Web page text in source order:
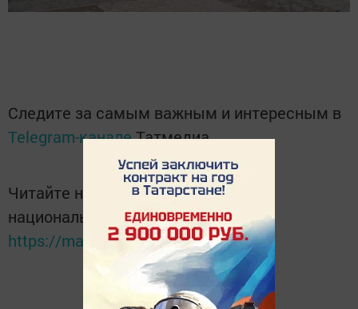
Следите за самым важным и интересным в
Telegram-каналеТатмедиа
Читайте новости Татарстана в
национальном мессенджере MАХ:
https://max.ru/tatmedia